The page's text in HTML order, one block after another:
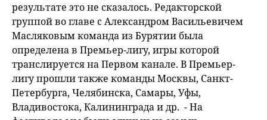
результате это не сказалось. Редакторской
группой во главе с Александром Васильевичем
Масляковым команда из Бурятии была
определена в Премьер-лигу, игры которой
транслируется на Первом канале. В Премьер-
лигу прошли также команды Москвы, Санкт-
Петербурга, Челябинска, Самары, Уфы,
Владивостока, Калининграда и др. - На